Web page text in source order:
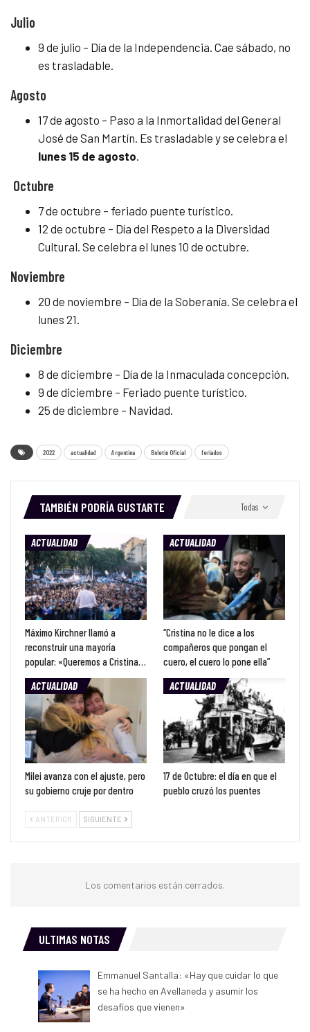
Julio
9 de julio – Día de la Independencia. Cae sábado, no
es trasladable.
Agosto
17 de agosto – Paso a la Inmortalidad del General
José de San Martín. Es trasladable y se celebra el
lunes 15 de agosto.
Octubre
7 de octubre – feriado puente turístico.
12 de octubre – Día del Respeto a la Diversidad
Cultural. Se celebra el lunes 10 de octubre.
Noviembre
20 de noviembre – Día de la Soberanía. Se celebra el
lunes 21.
Diciembre
8 de diciembre – Día de la Inmaculada concepción.
9 de diciembre – Feriado puente turístico.
25 de diciembre – Navidad.
2022 actualidad Argentina Boletin Oficial feriados
Todas
TAMBIÉN PODRÍA GUSTARTE
ACTUALIDAD
Máximo Kirchner llamó a
reconstruir una mayoría
popular: «Queremos a Cristina…
ACTUALIDAD
“Cristina no le dice a los
compañeros que pongan el
cuero, el cuero lo pone ella”
ACTUALIDAD
Milei avanza con el ajuste, pero
su gobierno cruje por dentro
ACTUALIDAD
17 de Octubre: el día en que el
pueblo cruzó los puentes
ANTERIOR SIGUIENTE
Los comentarios están cerrados.
ULTIMAS NOTAS
Emmanuel Santalla: «Hay que cuidar lo que
se ha hecho en Avellaneda y asumir los
desafíos que vienen»